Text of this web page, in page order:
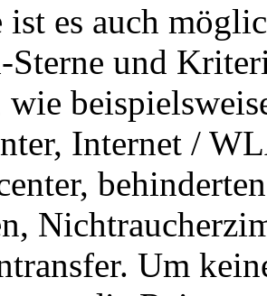
ist es auch
Sterne und
wie
Internet /
Um